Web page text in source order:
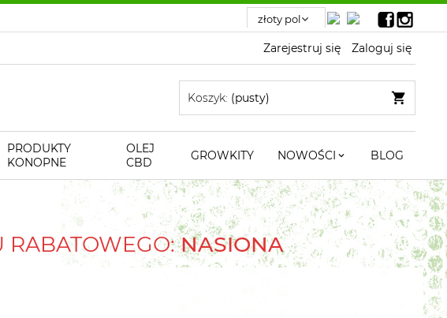
Zarejestruj się Zaloguj się
Koszyk: (pusty)
PRODUKTY
KONOPNE
OLEJ
CBD
GROWKITY NOWOŚCI BLOG
RABATOWEGO:NASIONA